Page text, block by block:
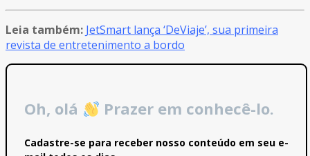
Leia também: JetSmart lança ‘DeViaje’, sua primeira
revista de entretenimento a bordo
Oh, olá Prazer em conhecê-lo.
Cadastre-se para receber nosso conteúdo em seu e-